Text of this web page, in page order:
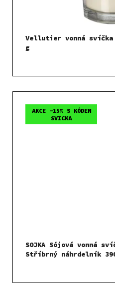
Vellutier vonná svíčka
g
AKCE -15% S KÓDEM
SVICKA
SOJKA Sójová vonná
Stříbrný náhrdelník